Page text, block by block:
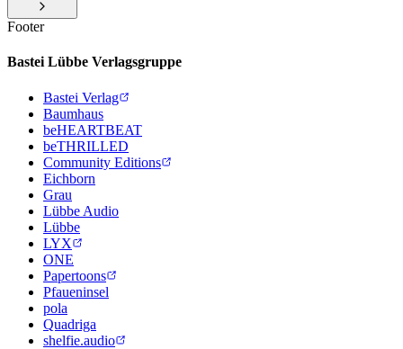
Footer
Bastei Lübbe Verlagsgruppe
Bastei Verlag
Baumhaus
beHEARTBEAT
beTHRILLED
Community Editions
Eichborn
Grau
Lübbe Audio
Lübbe
LYX
ONE
Papertoons
Pfaueninsel
pola
Quadriga
shelfie.audio